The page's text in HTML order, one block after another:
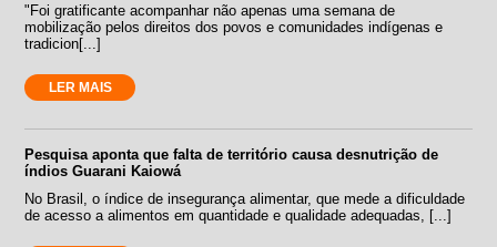
"Foi gratificante acompanhar não apenas uma semana de
mobilização pelos direitos dos povos e comunidades indígenas e
tradicion[...]
LER MAIS
Pesquisa aponta que falta de território causa desnutrição de
índios Guarani Kaiowá
No Brasil, o índice de insegurança alimentar, que mede a dificuldade
de acesso a alimentos em quantidade e qualidade adequadas, [...]